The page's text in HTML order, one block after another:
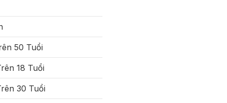
50 Tuổi
18 Tuổi
30 Tuổi